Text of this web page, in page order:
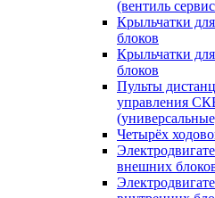
(вентиль
Крыльчатки
блоков
Крыльчатки
блоков
Пульты
управления
Четырёх
внешних